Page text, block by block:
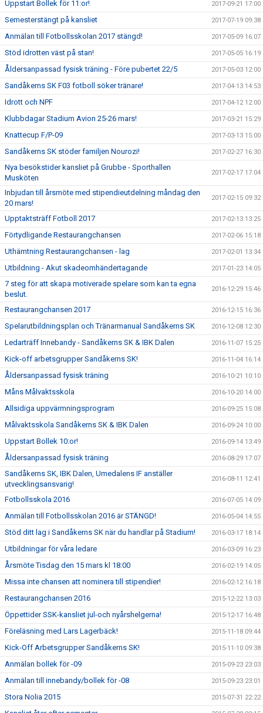
Uppstart Bollek för 11:or! 2017-09-21 17:00
Semesterstängt på kansliet 2017-07-19 09:38
Anmälan till Fotbollsskolan 2017 stängd! 2017-05-09 16:07
Stöd idrotten väst på stan! 2017-05-05 16:19
Åldersanpassad fysisk träning - Före pubertet 22/5 2017-05-03 12:00
Sandåkerns SK F03 fotboll söker tränare! 2017-04-13 14:53
Idrott och NPF 2017-04-12 12:00
Klubbdagar Stadium Avion 25-26 mars! 2017-03-21 15:29
Knattecup F/P-09 2017-03-13 15:00
Sandåkerns SK stöder familjen Nourozi! 2017-02-27 16:30
Nya besökstider kansliet på Grubbe - Sporthallen
Musköten
2017-02-17 17:04
Inbjudan till årsmöte med stipendieutdelning måndag den
20 mars!
2017-02-15 09:32
Upptaktsträff Fotboll 2017 2017-02-13 13:25
Förtydligande Restaurangchansen 2017-02-06 15:18
Uthämtning Restaurangchansen - lag 2017-02-01 13:34
Utbildning - Akut skadeomhändertagande 2017-01-23 14:05
7 steg för att skapa motiverade spelare som kan ta egna
beslut.
2016-12-29 15:46
Restaurangchansen 2017 2016-12-15 16:36
Spelarutbildningsplan och Tränarmanual Sandåkerns SK 2016-12-08 12:30
Ledarträff Innebandy - Sandåkerns SK & IBK Dalen 2016-11-07 15:25
Kick-off arbetsgrupper Sandåkerns SK! 2016-11-04 16:14
Åldersanpassad fysisk träning 2016-10-21 10:10
Måns Målvaktsskola 2016-10-20 14:00
Allsidiga uppvärmningsprogram 2016-09-25 15:08
Målvaktsskola Sandåkerns SK & IBK Dalen 2016-09-24 10:00
Uppstart Bollek 10:or! 2016-09-14 13:49
Åldersanpassad fysisk träning 2016-08-29 17:07
Sandåkerns SK, IBK Dalen, Umedalens IF anställer
utvecklingsansvarig!
2016-08-11 12:41
Fotbollsskola 2016 2016-07-05 14:09
Anmälan till Fotbollsskolan 2016 är STÄNGD! 2016-05-04 14:55
Stöd ditt lag i Sandåkerns SK när du handlar på Stadium! 2016-03-17 18:14
Utbildningar för våra ledare 2016-03-09 16:23
Årsmöte Tisdag den 15 mars kl 18:00 2016-02-19 14:05
Missa inte chansen att nominera till stipendier! 2016-02-12 16:18
Restaurangchansen 2016 2015-12-22 13:03
Öppettider SSK-kansliet jul-och nyårshelgerna! 2015-12-17 16:48
Föreläsning med Lars Lagerbäck! 2015-11-18 09:44
Kick-Off Arbetsgrupper Sandåkerns SK! 2015-11-10 09:38
Anmälan bollek för -09 2015-09-23 23:03
Anmälan till innebandy/bollek för -08 2015-09-23 23:01
Stora Nolia 2015 2015-07-31 22:22